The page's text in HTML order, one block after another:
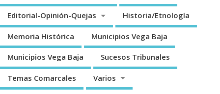
Editorial-Opinión-Quejas Historia/Etnología
Memoria Histórica Municipios Vega Baja
Municipios Vega Baja Sucesos Tribunales
Temas Comarcales Varios